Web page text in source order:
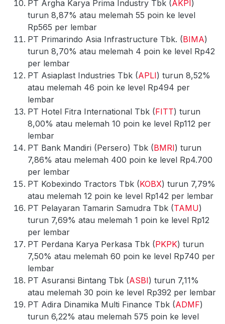
PT Argha Karya Prima Industry Tbk (AKPI )
turun 8,87% atau melemah 55 poin ke level
Rp565 per lembar
PT Primarindo Asia Infrastructure Tbk. (BIMA)
turun 8,70% atau melemah 4 poin ke level Rp42
per lembar
PT Asiaplast Industries Tbk (APLI) turun 8,52%
atau melemah 46 poin ke level Rp494 per
lembar
PT Hotel Fitra International Tbk (FITT) turun
8,00% atau melemah 10 poin ke level Rp112 per
lembar
PT Bank Mandiri (Persero) Tbk (BMRI) turun
7,86% atau melemah 400 poin ke level Rp4.700
per lembar
PT Kobexindo Tractors Tbk (KOBX) turun 7,79%
atau melemah 12 poin ke level Rp142 per lembar
PT Pelayaran Tamarin Samudra Tbk (TAMU)
turun 7,69% atau melemah 1 poin ke level Rp12
per lembar
PT Perdana Karya Perkasa Tbk (PKPK) turun
7,50% atau melemah 60 poin ke level Rp740 per
lembar
PT Asuransi Bintang Tbk (ASBI) turun 7,11%
atau melemah 30 poin ke level Rp392 per lembar
PT Adira Dinamika Multi Finance Tbk (ADMF)
turun 6,22% atau melemah 575 poin ke level